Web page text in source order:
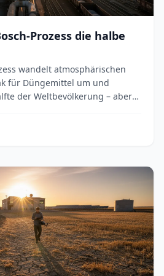
Prozess die halbe
wandelt atmosphärischen
für Düngemittel um und
der Weltbevölkerung – aber